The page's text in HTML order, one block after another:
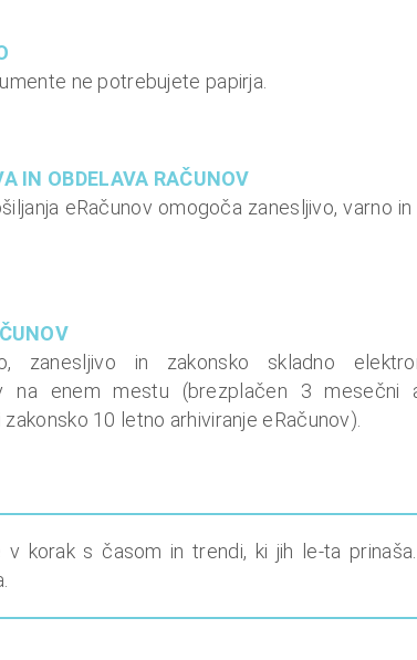
ne potrebujete papirja.
IN OBDELAVA RAČUNOV
eRačunov omogoča zanesljivo, varno in
zanesljivo in zakonsko skladno
na enem mestu (brezplačen 3 mesečni
10 letno arhiviranje eRačunov).
v korak s časom in trendi, ki jih le-ta